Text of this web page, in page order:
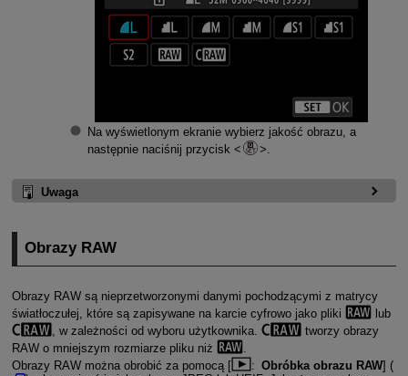
Na wyświetlonym ekranie wybierz jakość obrazu, a
następnie naciśnij przycisk
Uwaga
Obrazy RAW
Obrazy RAW są nieprzetworzonymi danymi pochodzącymi z matrycy
światłoczułej, które są zapisywane na karcie cyfrowo jako pliki
lub
, w zależności od wyboru użytkownika.
tworzy obrazy
RAW o mniejszym rozmiarze pliku niż
Obrazy RAW można obrobić za pomocą [
: Obróbka obrazu RAW] (